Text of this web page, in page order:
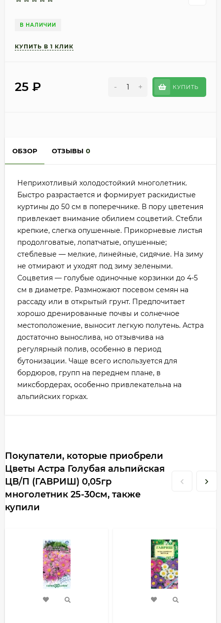
В НАЛИЧИИ
25 ₽ - + КУПИТЬ
ОБЗОР ОТЗЫВЫ 0
Неприхотливый холодостойкий многолетник.
Быстро разрастается и формирует раскидистые
куртины до 50 см в поперечнике. В пору цветения
привлекает внимание обилием соцветий. Стебли
крепкие, слегка опушенные. Прикорневые листья
продолговатые, лопатчатые, опушенные;
стеблевые — мелкие, линейные, сидячие. На зиму
не отмирают и уходят под зиму зелеными.
Соцветия — голубые одиночные корзинки до 4-5
см в диаметре. Размножают посевом семян на
рассаду или в открытый грунт. Предпочитает
хорошо дренированные почвы и солнечное
местоположение, выносит легкую полутень. Астра
достаточно вынослива, но отзывчива на
регулярный полив, особенно в период
бутонизации. Чаще всего используется для
бордюров, групп на переднем плане, в
миксбордерах, особенно привлекательна на
альпийских горках.
Покупатели, которые приобрели
Цветы Астра Голубая альпийская
ЦВ/П (ГАВРИШ) 0,05гр
многолетник 25-30см, также
купили